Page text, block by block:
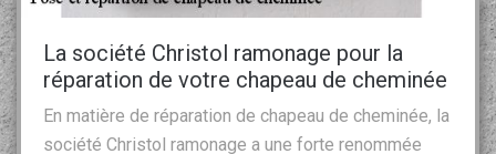
La société Christol ramonage pour la
réparation de votre chapeau de cheminée
En matière de réparation de chapeau de cheminée, la
société Christol ramonage a une forte renommée